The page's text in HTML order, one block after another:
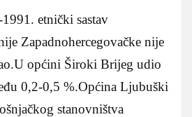
etnički sastav
Zapadnohercegovačke nije
općini Široki Brijeg udio
0,2-0,5 %.Općina Ljubuški
stanovništva